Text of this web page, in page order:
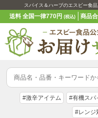
スパイス＆ハーブのエスビー食
送料 全国一律770円(税込) 商品
#激辛アイテム #有機スパ
#レンジ